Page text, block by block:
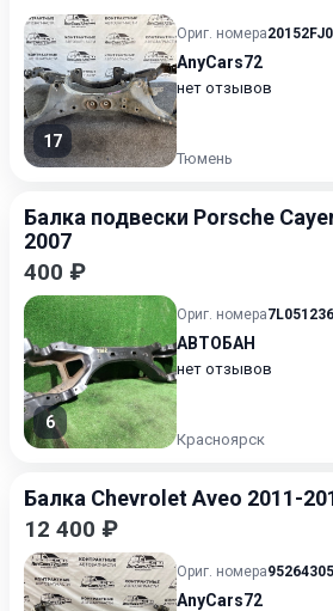
17
Ориг. номера
AnyCars72
нет отзывов
Тюмень
Балка подвески Porsche
2007
400 ₽
6
Ориг. номера
АВТОБАН
нет отзывов
Красноярск
Балка Chevrolet Aveo 2011-
12 400 ₽
Ориг. номера95264305
AnyCars72